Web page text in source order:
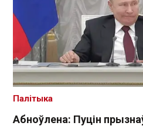
Абноўлена: Пуцін
Палітыка